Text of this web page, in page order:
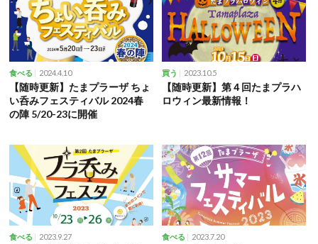
食べる 2024.4.10
【随時更新】たまプラーザ ちょ
い呑みフェスティバル 2024春
の陣 5/20-23に開催
買う 2023.10.5
【随時更新】第４回たまプラハ
ロウィン最新情報！
食べる 2023.9.27 食べる 2023.7.20